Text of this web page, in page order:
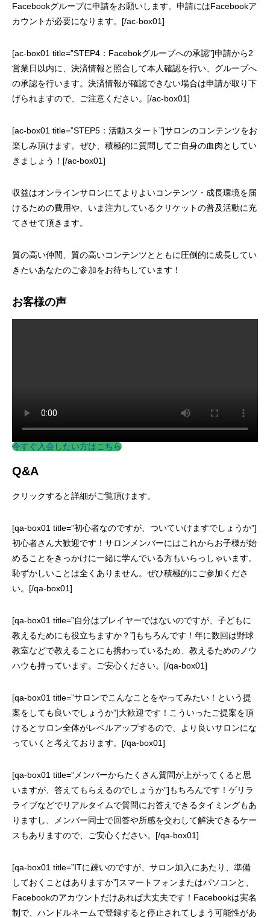
Facebookグループに申請をお願いします。申請にはFacebookア
カウントが必要になります。[/ac-box01]
[ac-box01 title=”STEP4：Facebokグループへの承認”]申請から2
営業日以内に、決済情報と照合して本人確認を行い、グループへ
の承認を行います。決済情報が確認できない場合は申請が取り下
げられますので、ご注意ください。[/ac-box01]
[ac-box01 title=”STEP5：活動スタート”]サロンのコンテンツをお
楽しみ頂けます。ぜひ、積極的に質問してご自身の血肉としてい
きましょう！[/ac-box01]
収益はオンラインサロンにてよりよいコンテンツ・成長環境を届
けるための費用や、いま注力しているクリケットの普及活動に充
てさせて頂きます。
質の高い仲間、質の高いコンテンツとともに圧倒的に成長してい
きたいあなたのご参加をお待ちしています！
お客様の声
今すぐ入会したい方はこちら
Q&A
クリックすると詳細がご覧頂けます。
[qa-box01 title=”初心者なのですが、ついていけますでしょうか”]
初心者さん大歓迎です！サロンメンバーにはこれからお子様が始
めることをきっかけに一緒に学んでいる方もいらっしゃいます。
恥ずかしいことは全くありません。ぜひ積極的にご参加くださ
い。[/qa-box01]
[qa-box01 title=”自分はプレイヤーではないのですが、子どもに
教えるためにも役立ちますか？”]もちろんです！年に数回は野球
教室などで教えることにも携わっているため、教えるためのノウ
ハウも持っています。ご安心ください。[/qa-box01]
[qa-box01 title=”サロンでこんなことをやってみたい！という提
案をしても良いでしょうか”]大歓迎です！こういったご提案を頂
けるとサロン全体がレベルアップするので、より良いサロンにな
っていくと考えております。[/qa-box01]
[qa-box01 title=”メンバーからたくさん質問が上がってくると思
いますが、答えてもらえるのでしょうか”]もちろんです！ゲリラ
ライブなどでリアルタイムで質問にお答えできるタイミングもあ
りますし、メンバー同士で回答や所感を交わして解決できるケー
スもありますので、ご安心ください。[/qa-box01]
[qa-box01 title=”ITに疎いのですが、サロン加入にあたり、準備
しておくことはありますか”]スマートフォンまたはパソコンと、
Facebookのアカウントだけあれば大丈夫です！Facebookは実名
制で、ハンドルネームで登録すると停止されてしまう可能性があ